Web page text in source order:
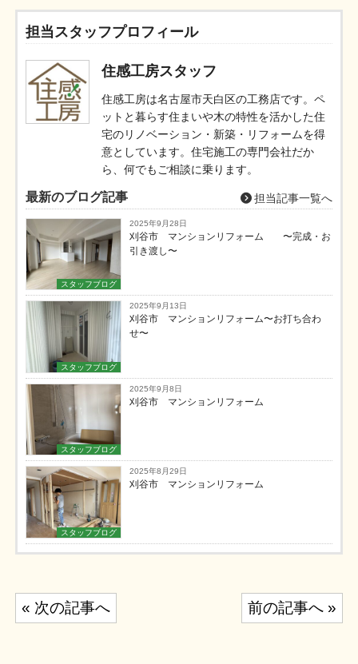
担当スタッフプロフィール
住感工房スタッフ
住感工房は名古屋市天白区の工務店です。ペ
ットと暮らす住まいや木の特性を活かした住
宅のリノベーション・新築・リフォームを得
意としています。住宅施工の専門会社だか
ら、何でもご相談に乗ります。
最新のブログ記事 担当記事一覧へ
スタッフブログ
2025年9月28日
刈谷市 マンションリフォーム 〜完成・お
引き渡し〜
スタッフブログ
2025年9月13日
刈谷市 マンションリフォーム〜お打ち合わ
せ〜
スタッフブログ
2025年9月8日
刈谷市 マンションリフォーム
スタッフブログ
2025年8月29日
刈谷市 マンションリフォーム
投
稿
前の記事へ »
« 次の記事へ